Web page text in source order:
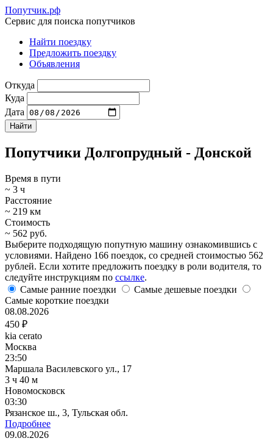
Попутчик.рф
Сервис для поиска попутчиков
Найти поездку
Предложить поездку
Объявления
Откуда
Куда
Дата
Попутчики Долгопрудный - Донской
Время в пути
~ 3 ч
Расстояние
~ 219 км
Стоимость
~ 562 руб.
Выберите подходящую попутную машину ознакомившись с
условиями. Найдено 166 поездок, со средней стоимостью 562
рублей. Если хотите предложить поездку в роли водителя, то
следуйте инструкциям по ссылке.
Самые ранние поездки
Самые дешевые поездки
Самые короткие поездки
08.08.2026
450 ₽
kia cerato
Москва
23:50
Маршала Василевского ул., 17
3 ч 40 м
Новомосковск
03:30
Рязанское ш., 3, Тульская обл.
Подробнее
09.08.2026